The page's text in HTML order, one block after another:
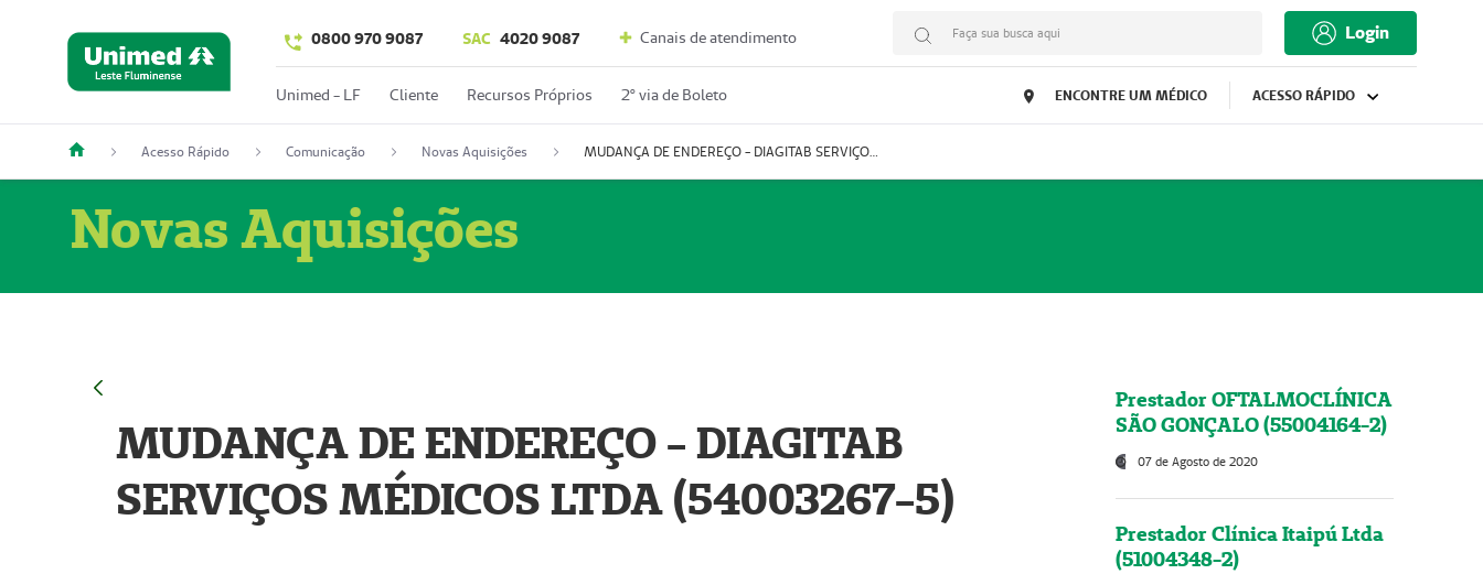
0800 970 9087 SAC 4020 9087 Canais de atendimento Faça sua busca aqui Login
Unimed - LF Cliente Recursos Próprios 2º via de Boleto ENCONTRE UM MÉDICO ACESSO RÁPIDO
Acesso Rápido Comunicação Novas Aquisições MUDANÇA DE ENDEREÇO - DIAGITAB SERVIÇOS MÉDICOS LTDA (54003267-5)
Novas Aquisições
MUDANÇA DE ENDEREÇO - DIAGITAB
SERVIÇOS MÉDICOS LTDA (54003267-5)
Prestador OFTALMOCLÍNICA
SÃO GONÇALO (55004164-2)
07 de Agosto de 2020
Prestador Clínica Itaipú Ltda
(51004348-2)